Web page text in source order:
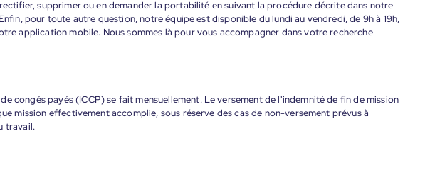
supprimer ou en demander la portabilité en suivant la procédure décrite dans notre
pour toute autre question, notre équipe est disponible du lundi au vendredi, de 9h à 19h,
application mobile. Nous sommes là pour vous accompagner dans votre recherche
congés payés (ICCP) se fait mensuellement. Le versement de l'indemnité de fin de mission
mission effectivement accomplie, sous réserve des cas de non-versement prévus à
travail.